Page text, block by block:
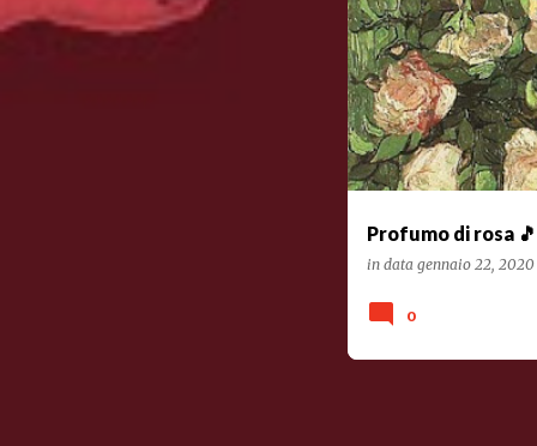
Profumo di rosa 🎵
in data gennaio 22, 2020
#POESIARECITATA
0